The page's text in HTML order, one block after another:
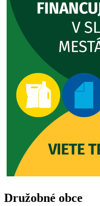
Družobné obce